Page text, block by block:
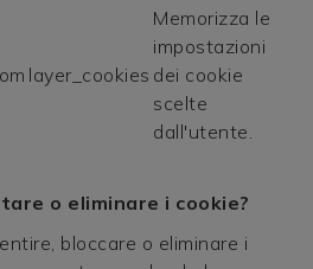
layer_cookies
Memorizza le
impostazioni
dei cookie
scelte
dall'utente.
o eliminare i cookie?
bloccare o eliminare i